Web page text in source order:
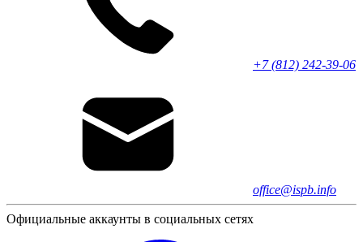
+7 (812) 242-39-06
office@ispb.info
Официальные аккаунты в социальных сетях